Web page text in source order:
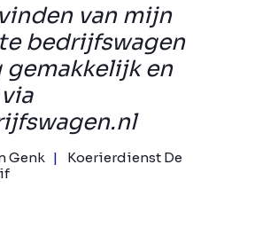
van mijn
bedrijfswagen
gemakkelijk en
Genk
Koerierdienst De